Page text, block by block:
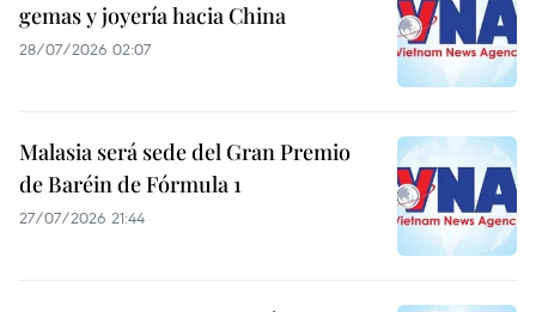
gemas y joyería hacia China
28/07/2026 02:07
Malasia será sede del Gran Premio
de Baréin de Fórmula 1
27/07/2026 21:44